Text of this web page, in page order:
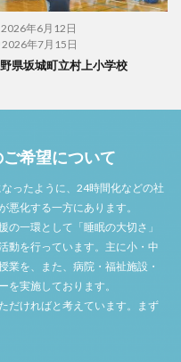
2026年6月12日
2026年7月15日
県坂城町立村上小学校
希望について
ったように、24時間化などの社
化する一方にあります。
の一環として「睡眠の大切さ」
動を行っています。主に小・中
業を、また、病院・福祉施設・
を実施しております。
だければと考えています。まず